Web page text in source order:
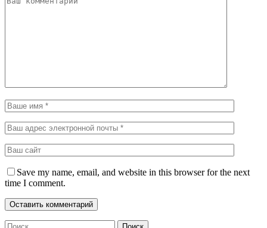
Save my name, email, and website in this browser for the next
time I comment.